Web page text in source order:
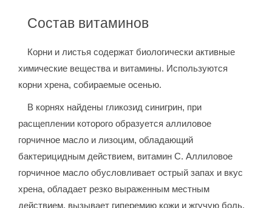
Состав витаминов
Корни и листья содержат биологически активные
химические вещества и витамины. Используются
корни хрена, собираемые осенью.
В корнях найдены гликозид синигрин, при
расщеплении которого образуется аллиловое
горчичное масло и лизоцим, обладающий
бактерицидным действием, витамин С. Аллиловое
горчичное масло обусловливает острый запах и вкус
хрена, обладает резко выраженным местным
действием, вызывает гиперемию кожи и жгучую боль,